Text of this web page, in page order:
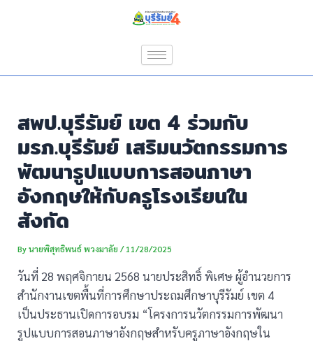
สพป.บุรีรัมย์ เขต 4 ร่วมกับ
มรภ.บุรีรัมย์ เสริมนวัตกรรมการ
พัฒนารูปแบบการสอนภาษา
อังกฤษให้กับครูโรงเรียนใน
สังกัด
Byนายพิสุทธิพนธ์ พวงมาลัย/11/28/2025
วันที่ 28 พฤศจิกายน 2568 นายประสิทธิ์ พิเศษ ผู้อำนวยการ
สำนักงานเขตพื้นที่การศึกษาประถมศึกษาบุรีรัมย์ เขต 4
เป็นประธานเปิดการอบรม “โครงการนวัตกรรมการพัฒนา
รูปแบบการสอนภาษาอังกฤษสำหรับครูภาษาอังกฤษใน